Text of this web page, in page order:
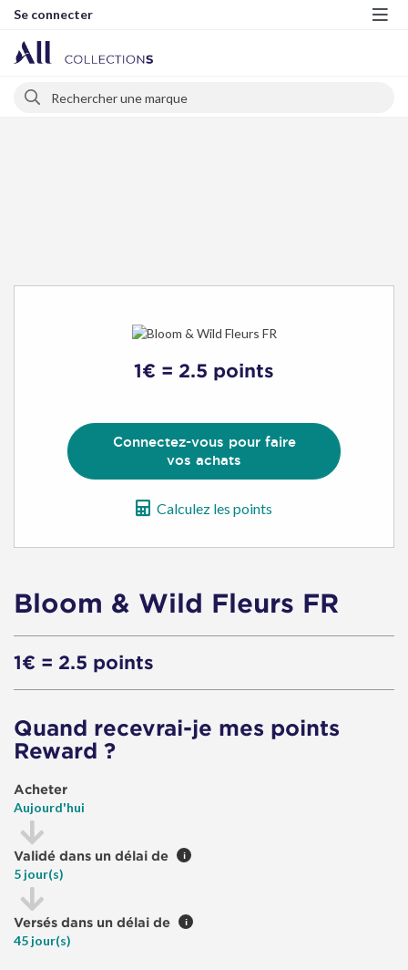
Se connecter
Rechercher
1€ = 2.5 points
Connectez-vous pour faire
vos achats
Calculez les points
Bloom & Wild Fleurs FR
1€ = 2.5 points
Quand recevrai-je mes points
Reward ?
Acheter
Aujourd'hui
Validé dans un délai de i
5 jour(s)
Versés dans un délai de i
45 jour(s)